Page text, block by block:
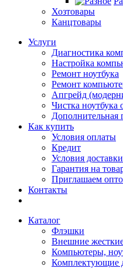
Хозтовары
Канцтовары
Услуги
Диагностика
Настройка
Ремонт ноутбука
Ремонт
Апгрейд
Чистка ноутбука
Дополнительная
Как купить
Условия оплаты
Кредит
Условия доставки
Гарантия на
Приглашаем
Контакты
Каталог
Флэшки
Внешние
Компьютеры,
Комплектующие